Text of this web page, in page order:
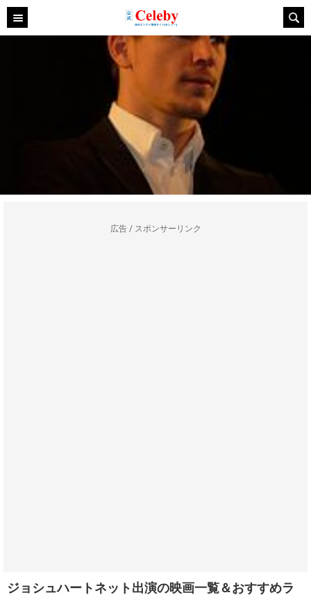
広告 / スポンサーリンク
ジョシュハートネット出演の映画一覧＆おすすめラ